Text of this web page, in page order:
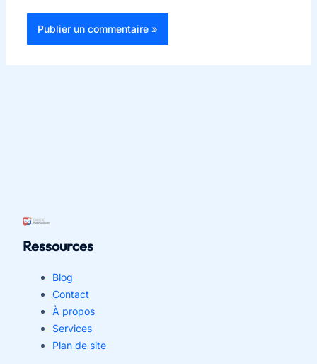
Ressources
Blog
Contact
À propos
Services
Plan de site